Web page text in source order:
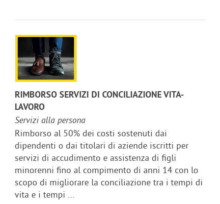
RIMBORSO SERVIZI DI CONCILIAZIONE VITA-
LAVORO
Servizi alla persona
Rimborso al 50% dei costi sostenuti dai
dipendenti o dai titolari di aziende iscritti per
servizi di accudimento e assistenza di figli
minorenni fino al compimento di anni 14 con lo
scopo di migliorare la conciliazione tra i tempi di
vita e i tempi ...